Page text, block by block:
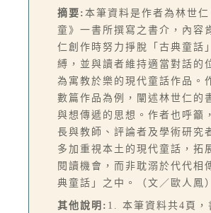
摘要: 本筆資料是作者為林世
童》一書所撰寫之書介，內容
仁創作時努力掙脫「古典童話
縛，並與讀者維持適當對話的
為寓教於樂的現代童話作品。
數篇作品為例，闡述林世仁的
與想傳遞的思想。作者也呼籲
長與教師、評論者及學術研究
多加重視本土的現代童話，拓
閱讀機會，而非耽溺於代代相
典童話」之中。（文／歐人鳳）
其他說明: 1. 本筆資料共4頁，